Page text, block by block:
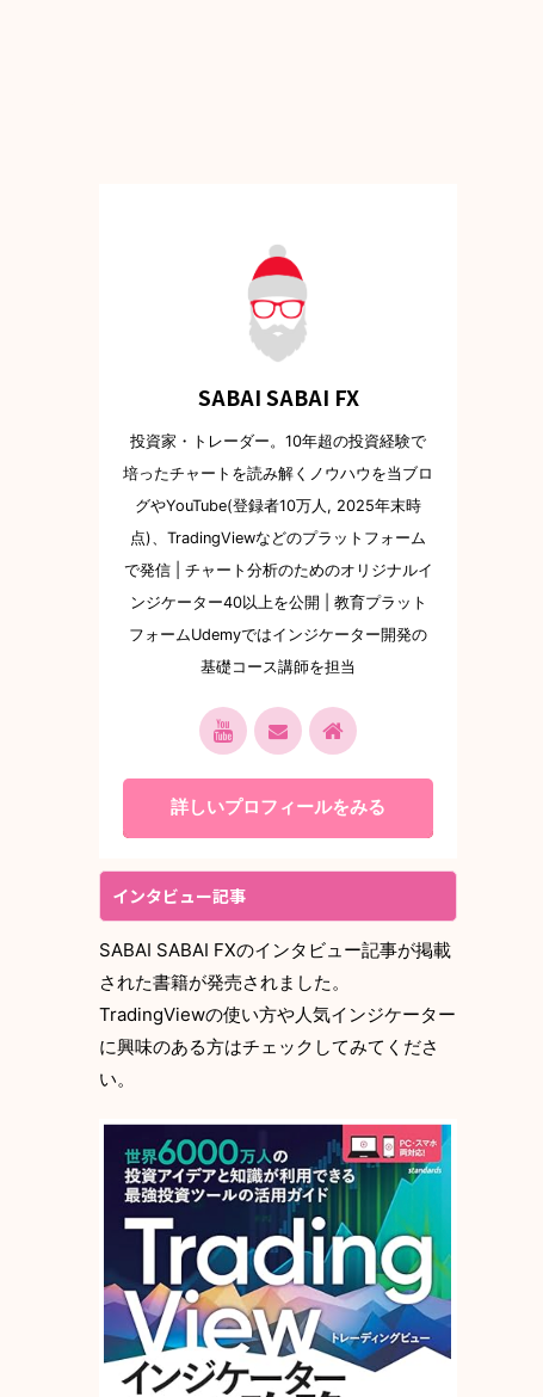
SABAI SABAI FX
投資家・トレーダー。10年超の投資経験で
培ったチャートを読み解くノウハウを当ブロ
グやYouTube(登録者10万人, 2025年末時
点)、TradingViewなどのプラットフォーム
で発信 | チャート分析のためのオリジナルイ
ンジケーター40以上を公開 | 教育プラット
フォームUdemyではインジケーター開発の
基礎コース講師を担当
詳しいプロフィールをみる
インタビュー記事
SABAI SABAI FXのインタビュー記事が掲載
された書籍が発売されました。
TradingViewの使い方や人気インジケーター
に興味のある方はチェックしてみてくださ
い。